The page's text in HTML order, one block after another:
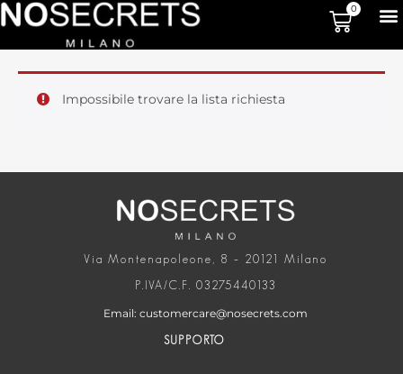
0
Impossibile trovare la lista richiesta
Via Montenapoleone, 8 – 20121 Milano
P.IVA/C.F. 03275440133
Email: customercare@nosecrets.com
SUPPORTO